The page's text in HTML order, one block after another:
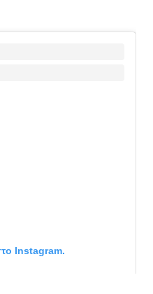
Instagram.